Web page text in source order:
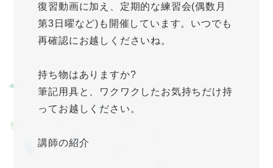
復習動画に加え、定期的な練習会(偶数月
第3日曜など)も開催しています。いつでも
再確認にお越しくださいね。
持ち物はありますか?
筆記用具と、ワクワクしたお気持ちだけ持
ってお越しください。
講師の紹介